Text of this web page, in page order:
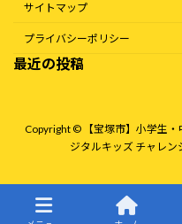
サイトマップ
プライバシーポリシー
最近の投稿
Copyright © 【宝塚市】小学生
ジタルキッズ チャレン